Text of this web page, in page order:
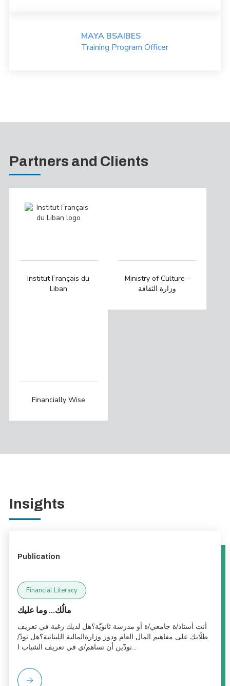
MAYA BSAIBES
Training Program Officer
Partners and Clients
Institut Français du
Liban
Ministry of Culture -
وزارة الثقافة
Financially Wise
Insights
Publication
Financial Literacy
مالُك... وما عليك
أنت أستاذ/ة جامعي/ة أو مدرسة ثانويّة؟هل لديك رغبة في تعريف
طلّابك على مفاهيم المال العام ودور وزارةالمالية اللبنانية؟هل تودّ/
تودّين أن تساهم/ي في تعريف الشباب ا...